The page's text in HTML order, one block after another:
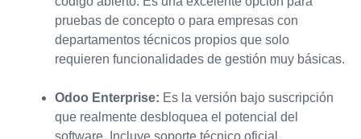
pruebas de concepto o para empresas con
departamentos técnicos propios que solo
requieren funcionalidades de gestión muy básicas.
Odoo Enterprise: Es la versión bajo suscripción
que realmente desbloquea el potencial del
software. Incluye soporte técnico oficial,